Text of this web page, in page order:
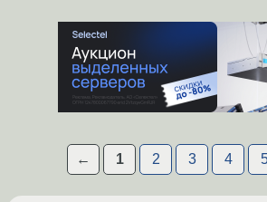
← 1 2 3 4